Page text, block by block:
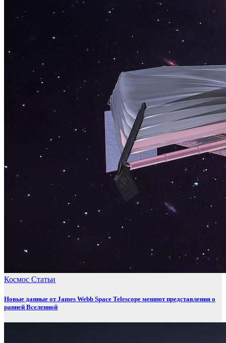
Космос Статьи
Новые данные от James Webb Space Telescope меняют представления о
ранней Вселенной